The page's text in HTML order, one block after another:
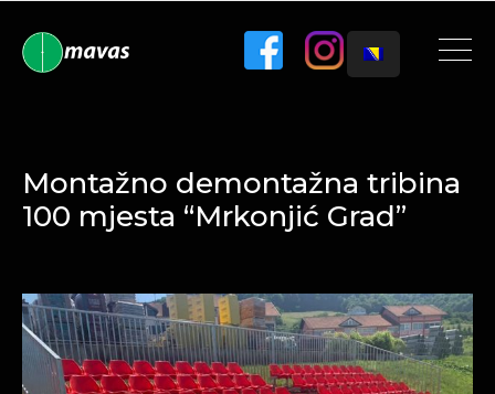
Montažno demontažna tribina
100 mjesta “Mrkonjić Grad”